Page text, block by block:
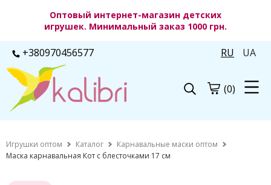
Оптовый интернет-магазин детских
игрушек. Минимальный заказ 1000 грн.
+380970456577 RU UA
(0)
Игрушки оптом Каталог
Карнавальные маски оптом
Маска карнавальная Кот с блесточками 17 см